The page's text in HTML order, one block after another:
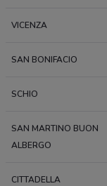
286 m
Via Nazario
VICENZA
SAN BONIFACIO
SCHIO
SAN MARTINO BUON
ALBERGO
CITTADELLA